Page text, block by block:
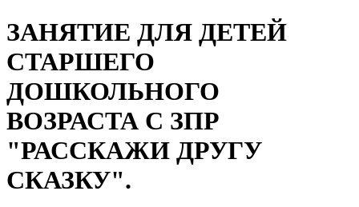
ЗАНЯТИЕ ДЛЯ ДЕТЕЙ
СТАРШЕГО
ДОШКОЛЬНОГО
ВОЗРАСТА С ЗПР
"РАССКАЖИ ДРУГУ
СКАЗКУ".